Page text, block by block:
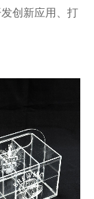
创新应用、打